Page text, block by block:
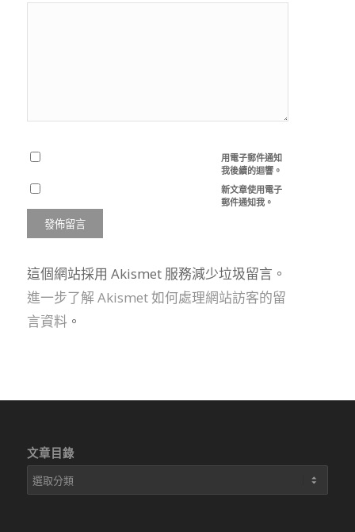
用電子郵件通知
我後續的迴響。
新文章使用電子
郵件通知我。
這個網站採用 Akismet 服務減少垃圾留言。
進一步了解 Akismet 如何處理網站訪客的留
言資料。
文章目錄
文
章